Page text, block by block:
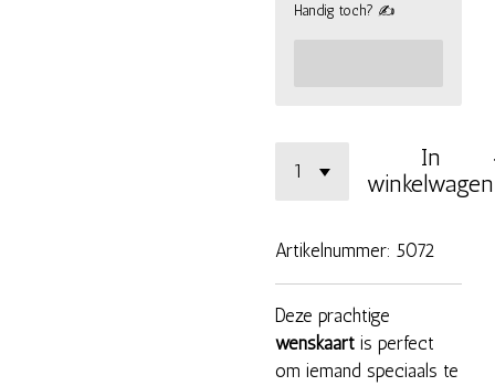
Handig toch? ✍
In
winkelwagen
Artikelnummer: 5072
Deze prachtige
wenskaart is perfect
om iemand speciaals te